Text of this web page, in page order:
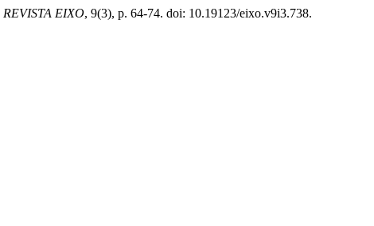
REVISTA EIXO, 9(3), p. 64-74. doi: 10.19123/eixo.v9i3.738.